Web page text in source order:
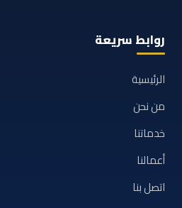
روابط سريعة
الرئيسية
من نحن
خدماتنا
أعمالنا
اتصل بنا